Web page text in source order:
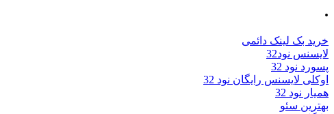
.
خرید بک لینک دائمی
لایسنس نود32
پسورد نود 32
اوکلی لایسنس رایگان نود 32
همیار نود 32
بهترین سئو